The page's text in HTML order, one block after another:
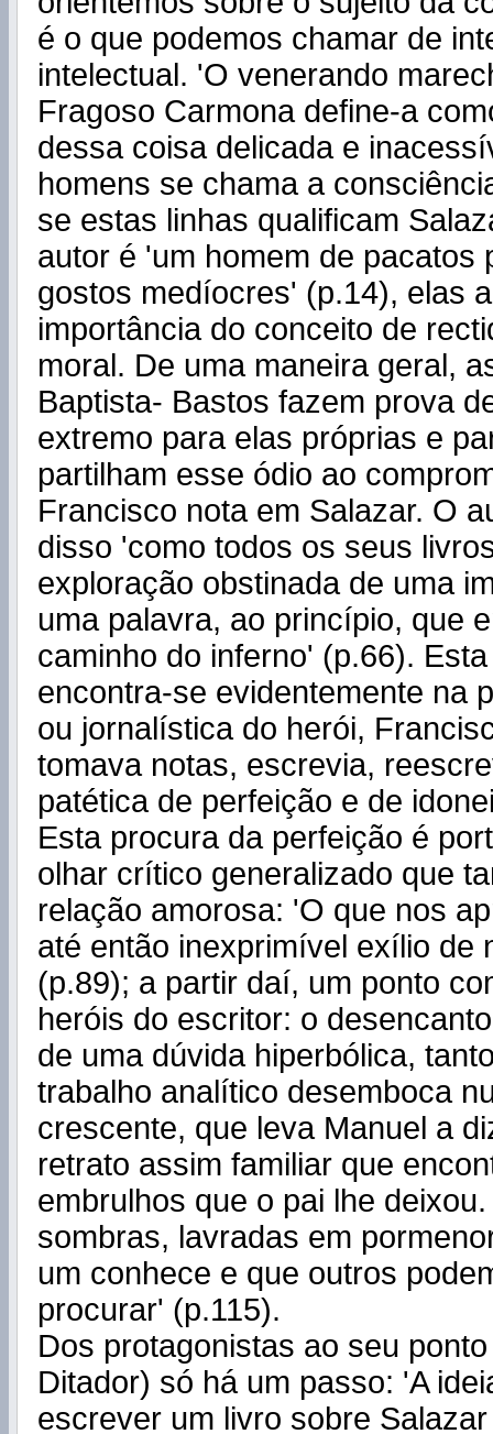
é o que podemos chamar de
intelectual. 'O venerando
Fragoso Carmona define-a
dessa coisa delicada e
homens se chama a
se estas linhas qualificam
autor é 'um homem de pacatos
gostos medíocres' (p.14), elas
importância do conceito de
moral. De uma maneira geral,
Baptista- Bastos fazem prova
extremo para elas próprias e
partilham esse ódio ao
Francisco nota em Salazar. O
disso 'como todos os seus
exploração obstinada de uma
uma palavra, ao princípio, que
caminho do inferno' (p.66).
encontra-se evidentemente na
ou jornalística do herói,
tomava notas, escrevia,
patética de perfeição e de
Esta procura da perfeição é
olhar crítico generalizado que
relação amorosa: 'O que nos
até então inexprimível exílio de
(p.89); a partir daí, um ponto
heróis do escritor: o
de uma dúvida hiperbólica,
trabalho analítico desemboca
crescente, que leva Manuel a
retrato assim familiar que
embrulhos que o pai lhe
sombras, lavradas em
um conhece e que outros
procurar' (p.115).
Dos protagonistas ao seu
Ditador) só há um passo: 'A
escrever um livro sobre